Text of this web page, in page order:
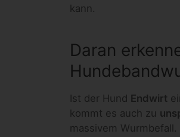
kann.
Daran
Ist der Hund Endwirt
kommt es auch zu
massivem Wurmbefall.